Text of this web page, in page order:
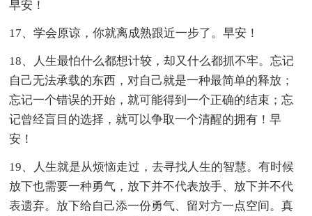
早安！
17、学会原谅，你就离成熟跟近一步了。早安！
18、人生最怕什么都想计较，却又什么都抓不牢。忘记
自己无法承载的东西，对自己就是一种最简单的释放；
忘记一个错误的开始，就可能得到一个正确的结束；忘
记曾经盲目的选择，就可以争取一个清醒的拥有！早
安！
19、人生就是从烦恼走过，去寻找人生的智慧。有时候
放下也需要一种勇气，放下并不代表放手、放下并不代
表遗弃。放下给自己添一份勇气、留对方一点空间。真